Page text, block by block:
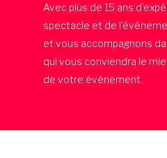
Avec plus de 15 ans
spectacle et de
et vous accompagnons
qui vous conviendra le
de votre événement.